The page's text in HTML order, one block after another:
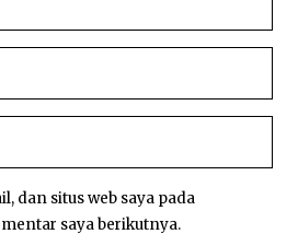
dan situs web saya pada
saya berikutnya.